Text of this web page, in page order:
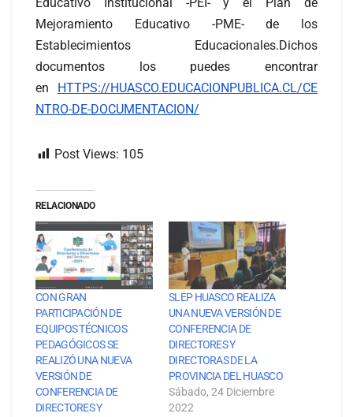
Educativo Institucional -PEI- y el Plan de
Mejoramiento Educativo -PME- de los
Establecimientos Educacionales.Dichos
documentos los puedes encontrar
en
HTTPS://HUASCO.EDUCACIONPUBLICA.CL/CE
NTRO-DE-DOCUMENTACION/
Post Views: 105
RELACIONADO
CON GRAN
PARTICIPACIÓN DE
EQUIPOS TÉCNICOS
PEDAGÓGICOS SE
REALIZÓ UNA NUEVA
VERSIÓN DE
CONFERENCIA DE
DIRECTORES Y
SLEP HUASCO REALIZA
UNA NUEVA VERSIÓN DE
CONFERENCIA DE
DIRECTORES Y
DIRECTORAS DE LA
PROVINCIA DEL HUASCO
Sábado, 24 Diciembre
2022